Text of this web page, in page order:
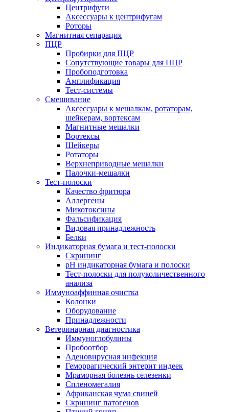
Центрифуги
Аксессуары к центрифугам
Роторы
Магнитная сепарация
ПЦР
Пробирки для ПЦР
Сопутствующие товары для ПЦР
Пробоподготовка
Амплификация
Тест-системы
Смешивание
Аксессуары к мешалкам, ротаторам,
шейкерам, вортексам
Магнитные мешалки
Вортексы
Шейкеры
Ротаторы
Верхнеприводные мешалки
Палочки-мешалки
Тест-полоски
Качество фритюра
Аллергены
Микотоксины
Фальсификация
Видовая принадлежность
Белки
Индикаторная бумага и тест-полоски
Скрининг
pH индикаторная бумага и полоски
Тест-полоски для полуколичественного
анализа
Иммуноаффинная очистка
Колонки
Оборудование
Принадлежности
Ветеринарная диагностика
Иммуноглобулины
Пробоотбор
Аденовирусная инфекция
Геморрагический энтерит индеек
Мраморная болезнь селезенки
Спленомегалия
Африканская чума свиней
Скрининг патогенов